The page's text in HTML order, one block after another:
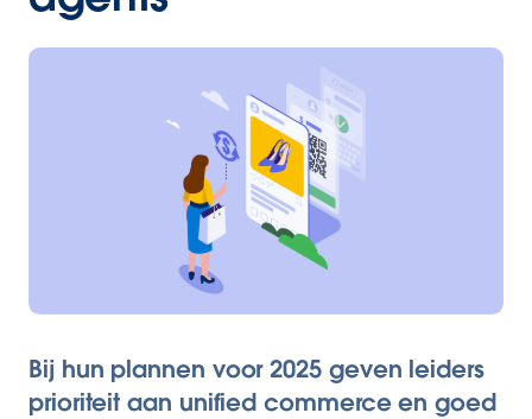
Bij hun plannen voor 2025 geven leiders
prioriteit aan unified commerce en goed